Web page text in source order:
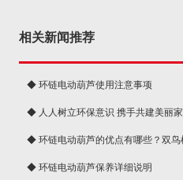
相关新闻推荐
◆ 环链电动葫芦使用注意事项
◆ 人人树立环保意识 携手共建美丽
球◆ 环链电动葫芦的优点有哪些？双鸟
◆ 环链电动葫芦保养详细说明